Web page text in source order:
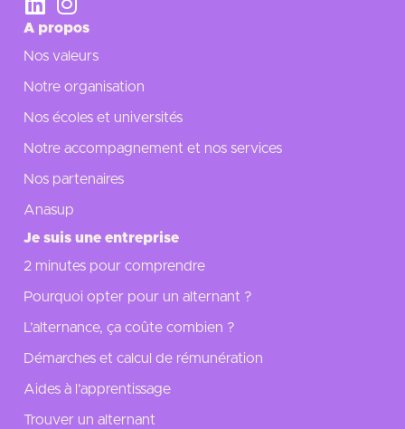
A propos
Nos valeurs
Notre organisation
Nos écoles et universités
Notre accompagnement et nos services
Nos partenaires
Anasup
Je suis une entreprise
2 minutes pour comprendre
Pourquoi opter pour un alternant ?
L’alternance, ça coûte combien ?
Démarches et calcul de rémunération
Aides à l’apprentissage
Trouver un alternant